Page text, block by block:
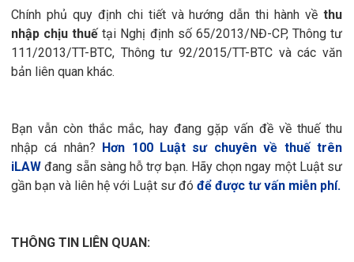
Chính phủ quy định chi tiết và hướng dẫn thi hành về thu
nhập chịu thuếtại Nghị định số 65/2013/NĐ-CP, Thông tư
111/2013/TT-BTC, Thông tư 92/2015/TT-BTC và các văn
bản liên quan khác.
Bạn vẫn còn thắc mắc, hay đang gặp vấn đề về thuế thu
nhập cá nhân? Hơn 100 Luật sư chuyên về thuế trên
iLAW đang sẵn sàng hỗ trợ bạn. Hãy chọn ngay một Luật sư
gần bạn và liên hệ với Luật sư đó để được tư vấn miễn phí.
THÔNG TIN LIÊN QUAN: